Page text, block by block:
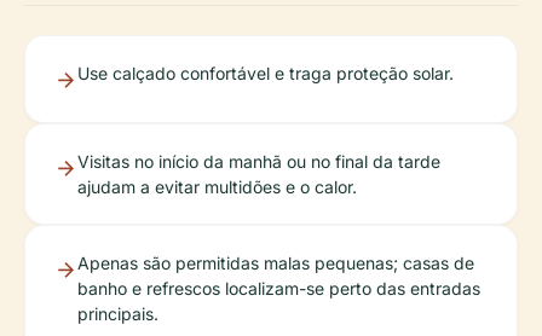
Use calçado confortável e traga proteção solar.
Visitas no início da manhã ou no final da tarde
ajudam a evitar multidões e o calor.
Apenas são permitidas malas pequenas; casas de
banho e refrescos localizam-se perto das entradas
principais.